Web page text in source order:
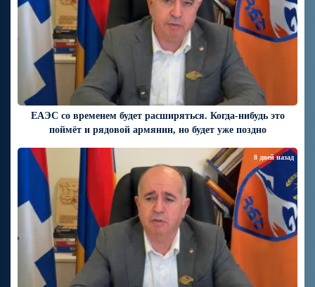
ЕАЭС со временем будет расширяться. Когда-нибудь это
поймёт и рядовой армянин, но будет уже поздно
8 дней назад